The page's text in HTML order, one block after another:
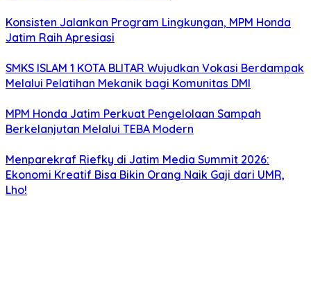
Konsisten Jalankan Program Lingkungan, MPM Honda
Jatim Raih Apresiasi
SMKS ISLAM 1 KOTA BLITAR Wujudkan Vokasi Berdampak
Melalui Pelatihan Mekanik bagi Komunitas DMI
MPM Honda Jatim Perkuat Pengelolaan Sampah
Berkelanjutan Melalui TEBA Modern
Menparekraf Riefky di Jatim Media Summit 2026:
Ekonomi Kreatif Bisa Bikin Orang Naik Gaji dari UMR,
Lho!